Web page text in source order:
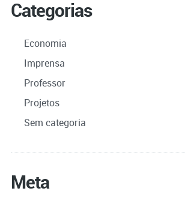
Categorias
Economia
Imprensa
Professor
Projetos
Sem categoria
Meta